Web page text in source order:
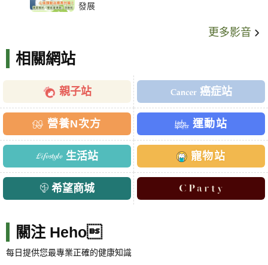
發展
更多影音
相關網站
親子站 癌症站
營養N次方 運動站
生活站 寵物站
希望商城
關注 Heho
每日提供您最專業正確的健康知識